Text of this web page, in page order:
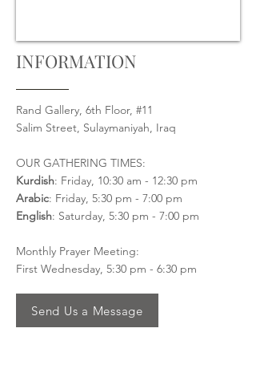
INFORMATION
Rand Gallery, 6th Floor, #11
Salim Street, Sulaymaniyah, Iraq
OUR GATHERING TIMES:
Kurdish: Friday, 10:30 am - 12:30 pm
Arabic: Friday, 5:30 pm - 7:00 pm
English: Saturday, 5:30 pm - 7:00 pm
Monthly Prayer Meeting:
First Wednesday, 5:30 pm - 6:30 pm
Send Us a Message